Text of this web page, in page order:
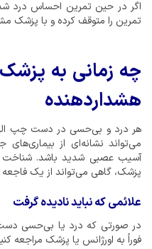
اگر در حین تمرین احساس درد
تمرین را متوقف کرده و با پزشک
چه زمانی به
هشداردهنده
هر درد و بی‌حسی در دست چپ
می‌تواند نشانه‌ای از
آسیب عصبی شدید باشد. شناخت
پزشک، گاهی می‌تواند از یک فاجعه
علائمی که نباید نادیده گرفت
در صورتی که درد یا بی‌حسی دست
فوراً به اورژانس یا پزشک مراجعه